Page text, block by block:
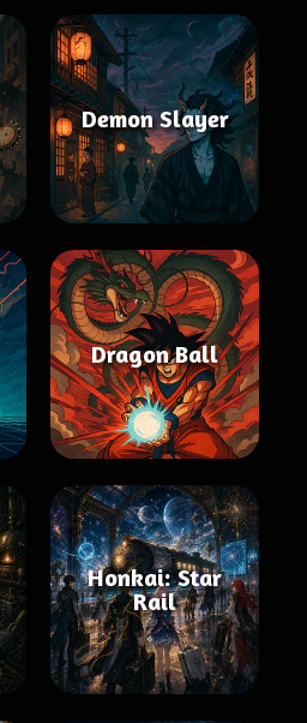
Demon Slayer
Dragon Ball
Honkai: Star
Rail